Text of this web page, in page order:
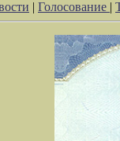
| Голосование |